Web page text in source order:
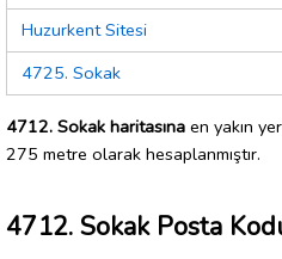
Huzurkent Sitesi
4725. Sokak
4712. Sokak haritasına en yakın
275 metre olarak hesaplanmıştır.
4712. Sokak Posta